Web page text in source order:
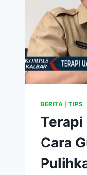
BERITA |TIPS
Terapi
Cara